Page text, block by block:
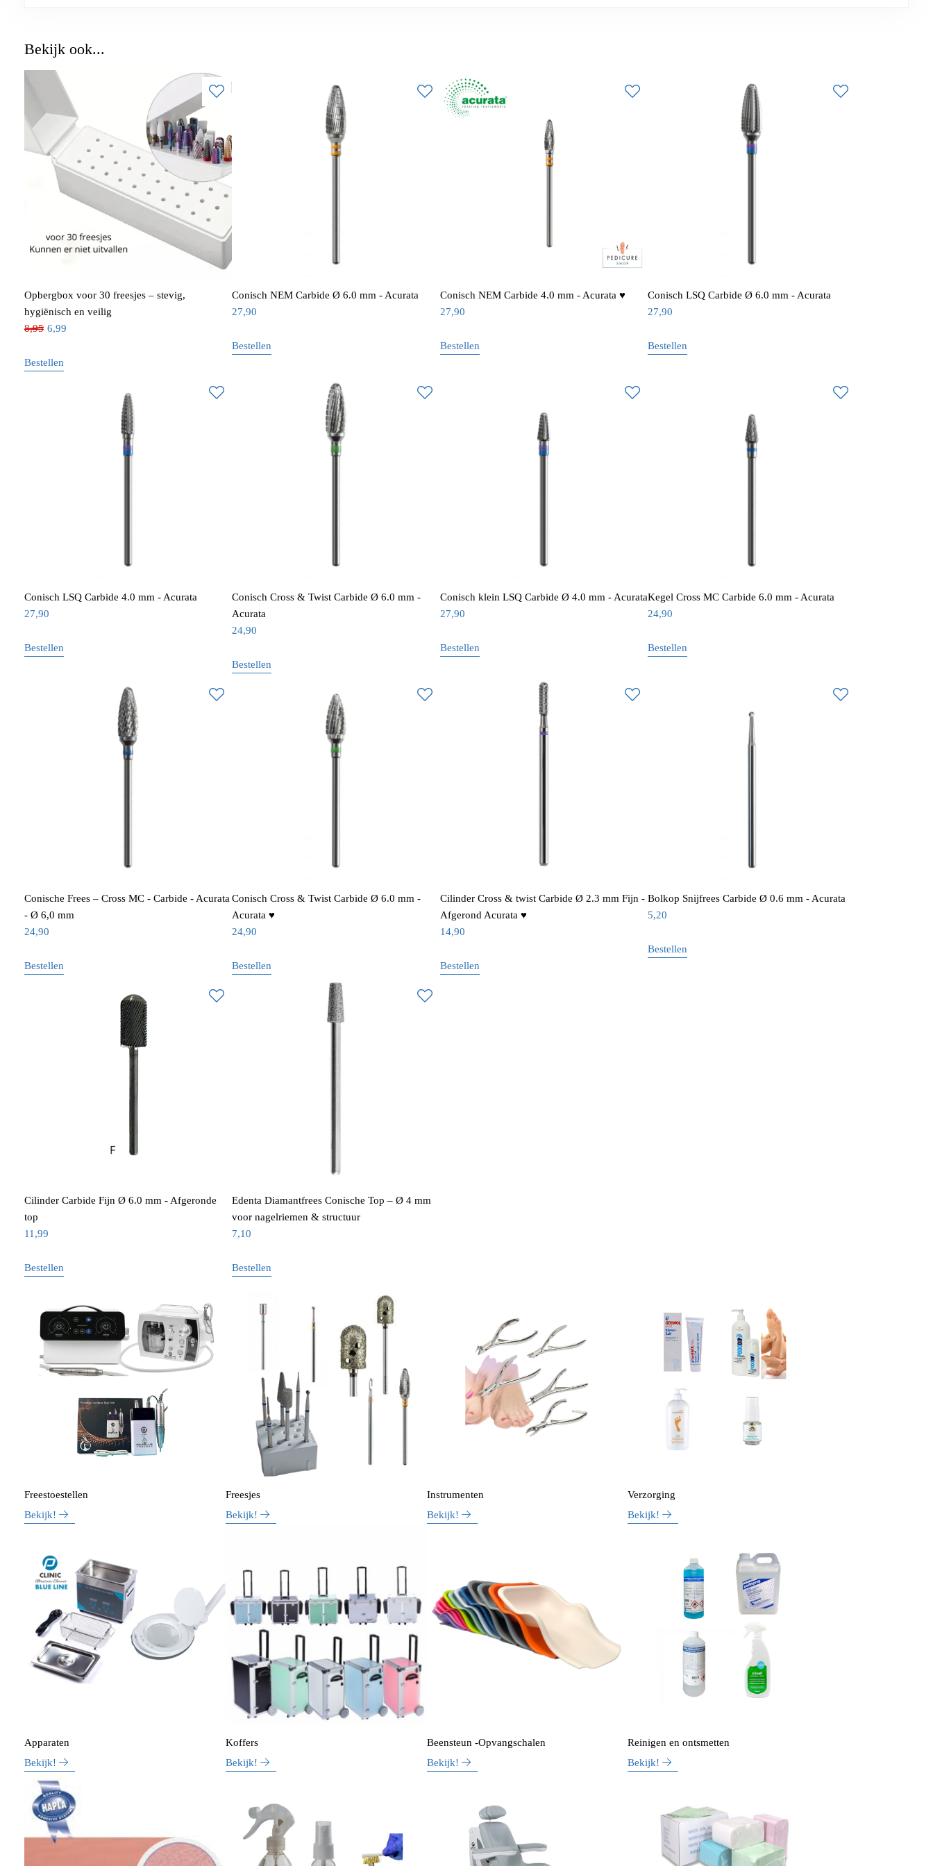
Bekijk ook...
Opbergbox voor 30 freesjes – stevig,
hygiënisch en veilig
8,95 6,99
Bestellen
Conisch NEM Carbide Ø 6.0 mm - Acurata
27,90
Bestellen
Conisch NEM Carbide 4.0 mm - Acurata ♥
27,90
Bestellen
Conisch LSQ Carbide Ø 6.0 mm - Acurata
27,90
Bestellen
Conisch LSQ Carbide 4.0 mm - Acurata
27,90
Bestellen
Conisch Cross & Twist Carbide Ø 6.0 mm -
Acurata
24,90
Bestellen
Conisch klein LSQ Carbide Ø 4.0 mm - Acurata
27,90
Bestellen
Kegel Cross MC Carbide 6.0 mm - Acurata
24,90
Bestellen
Conische Frees – Cross MC - Carbide - Acurata
- Ø 6,0 mm
24,90
Bestellen
Conisch Cross & Twist Carbide Ø 6.0 mm -
Acurata ♥
24,90
Bestellen
Cilinder Cross & twist Carbide Ø 2.3 mm Fijn -
Afgerond Acurata ♥
14,90
Bestellen
Bolkop Snijfrees Carbide Ø 0.6 mm - Acurata
5,20
Bestellen
Cilinder Carbide Fijn Ø 6.0 mm - Afgeronde
top
11,99
Bestellen
Edenta Diamantfrees Conische Top – Ø 4 mm
voor nagelriemen & structuur
7,10
Bestellen
Freestoestellen
Bekijk!
Freesjes
Bekijk!
Instrumenten
Bekijk!
Verzorging
Bekijk!
Apparaten
Bekijk!
Koffers
Bekijk!
Beensteun -Opvangschalen
Bekijk!
Reinigen en ontsmetten
Bekijk!